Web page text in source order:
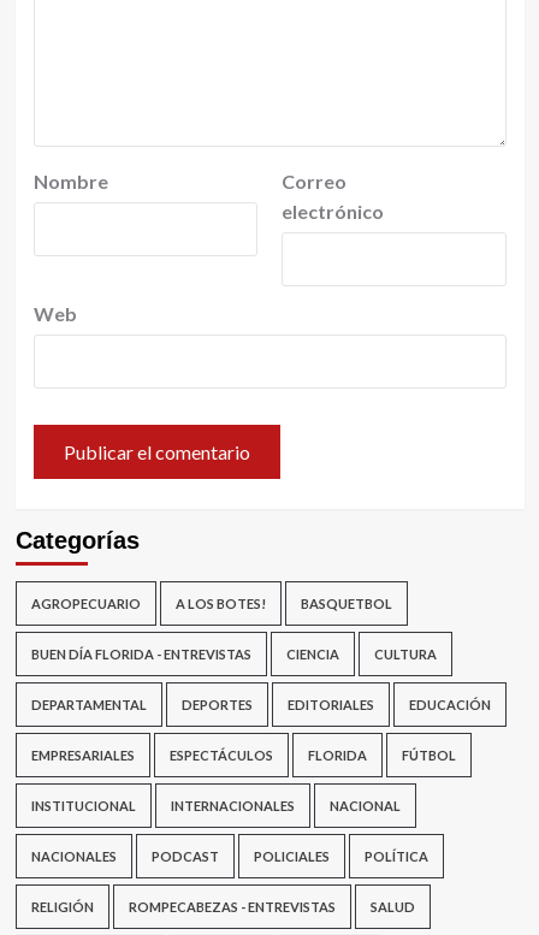
Nombre
Correo
electrónico
Web
Categorías
AGROPECUARIO A LOS BOTES! BASQUETBOL
BUEN DÍA FLORIDA - ENTREVISTAS CIENCIA CULTURA
DEPARTAMENTAL DEPORTES EDITORIALES EDUCACIÓN
EMPRESARIALES ESPECTÁCULOS FLORIDA FÚTBOL
INSTITUCIONAL INTERNACIONALES NACIONAL
NACIONALES PODCAST POLICIALES POLÍTICA
RELIGIÓN ROMPECABEZAS - ENTREVISTAS SALUD